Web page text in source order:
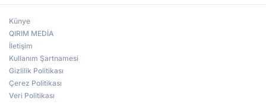
Künye
QIRIM MEDİA
İletişim
Kullanım Şartnamesi
Gizlilik Politikası
Çerez Politikası
Veri Politikası